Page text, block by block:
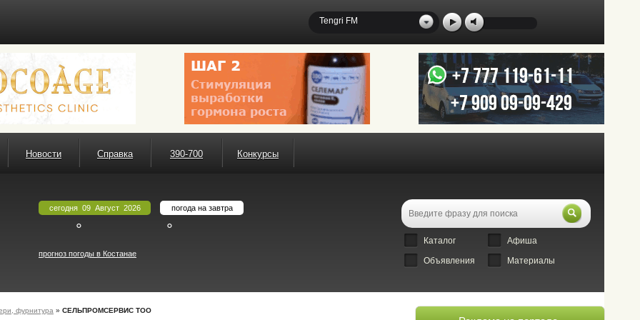
Tengri FM
Новости Справка 390-700 Конкурсы
сегодня 09 Август 2026
°
погода на завтра
°
прогноз погоды в Костанае
Каталог
Афиша
Объявления
Материалы
фурнитура » СЕЛЬПРОМСЕРВИС ТОО